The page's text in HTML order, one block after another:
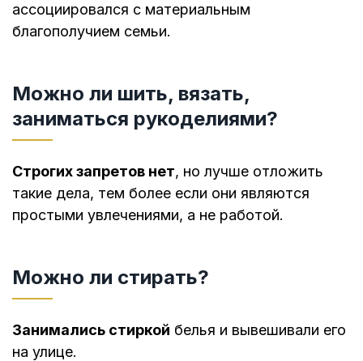
ассоциировался с материальным
благополучием семьи.
Можно ли шить, вязать,
заниматься рукоделиями?
Строгих запретов нет, но лучше отложить
такие дела, тем более если они являются
простыми увлечениями, а не работой.
Можно ли стирать?
Занимались стиркой белья и вывешивали его
на улице.